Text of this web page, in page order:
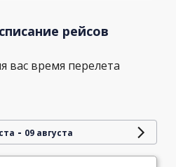
рейсов
вас время перелета
- 09 августа